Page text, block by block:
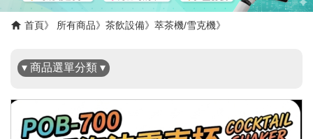
首頁 所有商品 茶飲設備 萃茶機/雪克機
▾ 商品選單分類 ▾